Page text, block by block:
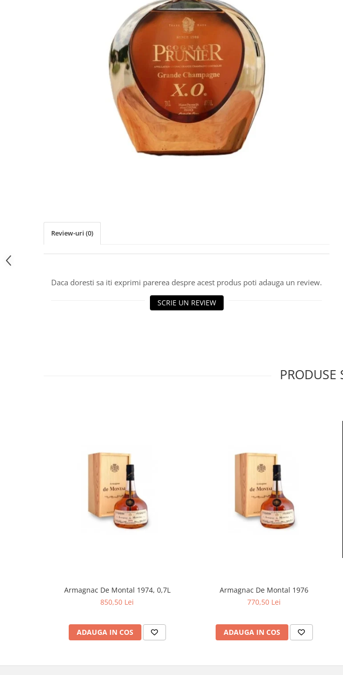
Review-uri (0)
Daca doresti sa iti exprimi parerea despre acest produs poti adauga un review.
SCRIE UN REVIEW
PRODUSE
Armagnac De Montal 1974, 0,7L
850,50 Lei
ADAUGA IN COS
Armagnac De Montal 1976
770,50 Lei
ADAUGA IN COS